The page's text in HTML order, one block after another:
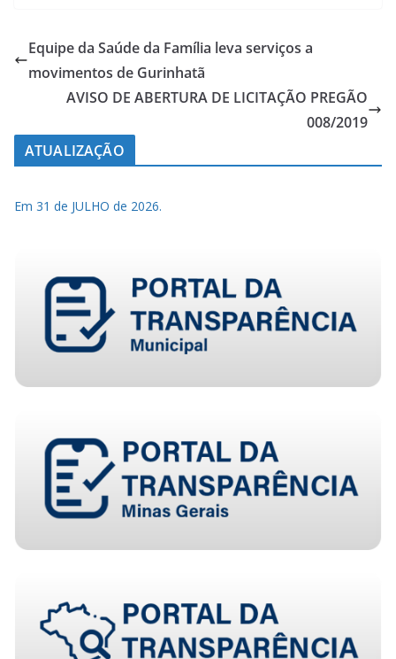
Equipe da Saúde da Família leva serviços a
movimentos de Gurinhatã
AVISO DE ABERTURA DE LICITAÇÃO PREGÃO
008/2019
ATUALIZAÇÃO
Em 31 de JULHO de 2026.